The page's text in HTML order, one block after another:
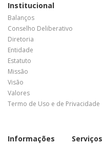
Institucional
Balanços
Conselho Deliberativo
Diretoria
Entidade
Estatuto
Missão
Visão
Valores
Termo de Uso e de Privacidade
Informações Serviços